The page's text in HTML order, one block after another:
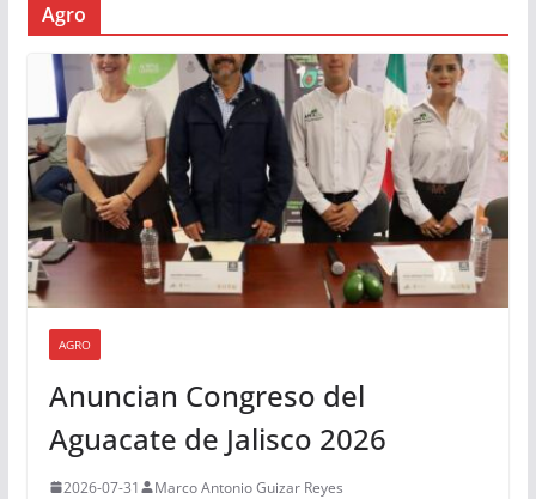
Agro
AGRO
Anuncian Congreso del
Aguacate de Jalisco 2026
2026-07-31 Marco Antonio Guizar Reyes